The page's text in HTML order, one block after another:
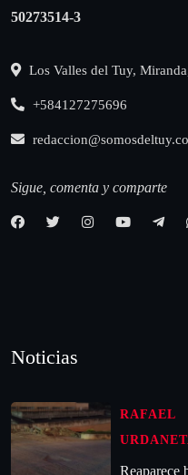
50273514-3
Los Valles del Tuy,
+584127275696
Sigue, comenta y comparte
Noticias
RAFAEL
Reaparece